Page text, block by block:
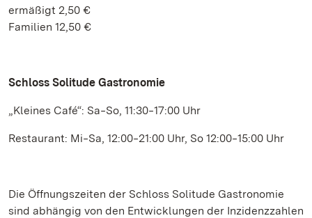
ermäßigt 2,50 €
Familien 12,50 €
Schloss Solitude Gastronomie
„Kleines Café“: Sa‒So, 11:30‒17:00 Uhr
Restaurant: Mi‒Sa, 12:00‒21:00 Uhr, So 12:00‒15:00 Uhr
Die Öffnungszeiten der Schloss Solitude Gastronomie
sind abhängig von den Entwicklungen der Inzidenzzahlen